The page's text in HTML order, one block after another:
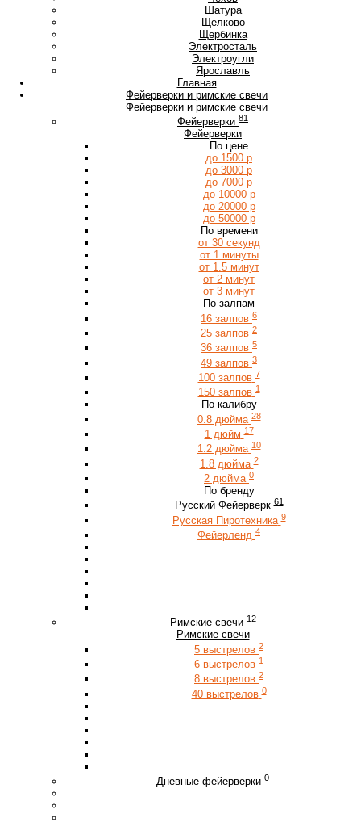
Шатура
Щелково
Щербинка
Электросталь
Электроугли
Ярославль
Главная
Фейерверки и римские свечи
Фейерверки и римские свечи
Фейерверки 81
Фейерверки
По цене
до 1500 р
до 3000 р
до 7000 р
до 10000 р
до 20000 р
до 50000 р
По времени
от 30 секунд
от 1 минуты
от 1.5 минут
от 2 минут
от 3 минут
По залпам
16 залпов 6
25 залпов 2
36 залпов 5
49 залпов 3
100 залпов 7
150 залпов 1
По калибру
0.8 дюйма 28
1 дюйм 17
1.2 дюйма 10
1.8 дюйма 2
2 дюйма 0
По бренду
Русский Фейерверк 61
Русская Пиротехника 9
Фейерленд 4
Римские свечи 12
Римские свечи
5 выстрелов 2
6 выстрелов 1
8 выстрелов 2
40 выстрелов 0
Дневные фейерверки 0